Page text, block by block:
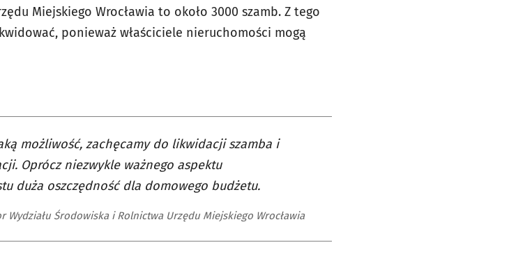
Miejskiego Wrocławia to około 3000 szamb. Z tego
ponieważ właściciele nieruchomości mogą
możliwość, zachęcamy do likwidacji szamba i
Oprócz niezwykle ważnego aspektu
duża oszczędność dla domowego budżetu.
Wydziału Środowiska i Rolnictwa Urzędu Miejskiego Wrocławia